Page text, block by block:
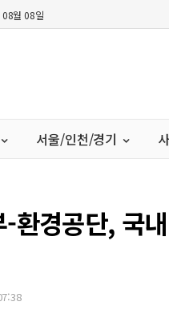
월 08일
서울/인천/경기
환경공단, 국